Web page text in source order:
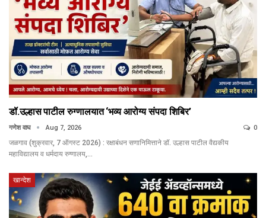
डॉ.उल्हास पाटील रुग्णालयात ‘भव्य आरोग्य संपदा शिबिर’
गणेश वाघ Aug 7, 2026 0
जळगाव (शुक्रवार, 7 ऑगस्ट 2026) : रक्षाबंधन सणानिमित्ताने डॉ. उल्हास पाटील वैद्यकीय
महाविद्यालय व धर्मदाय रुग्णालय,…
खान्देश